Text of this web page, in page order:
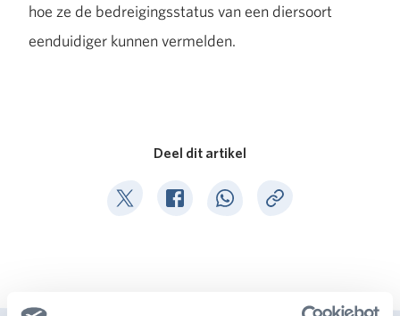
hoe ze de bedreigingsstatus van een diersoort
eenduidiger kunnen vermelden.
Deel dit artikel
Deel op TwitterDeel op Facebook
Deel op WhatsApp
Kopieer link